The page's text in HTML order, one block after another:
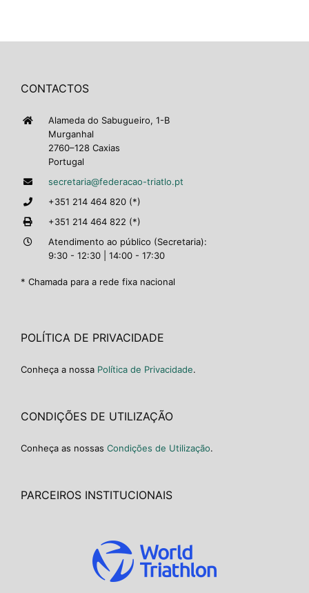
CONTACTOS
Alameda do Sabugueiro, 1-B
Murganhal
2760–128 Caxias
Portugal
secretaria@federacao-triatlo.pt
+351 214 464 820 (*)
+351 214 464 822 (*)
Atendimento ao público (Secretaria):
9:30 - 12:30 | 14:00 - 17:30
* Chamada para a rede fixa nacional
POLÍTICA DE PRIVACIDADE
Conheça a nossa Política de Privacidade.
CONDIÇÕES DE UTILIZAÇÃO
Conheça as nossas Condições de Utilização.
PARCEIROS INSTITUCIONAIS